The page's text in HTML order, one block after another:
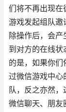
们将不再出现在
游戏发起组队邀
除操作后，会
到对方的在线
的是，如果你
过微信游戏中心
队，反之亦然
微信聊天、朋友